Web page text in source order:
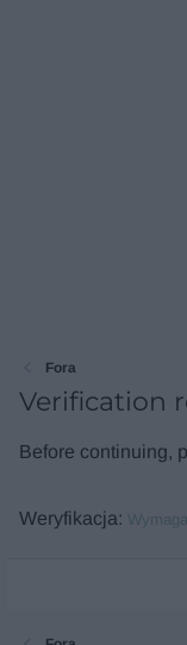
Fora
Verification
Before continuing,
Weryfikacja